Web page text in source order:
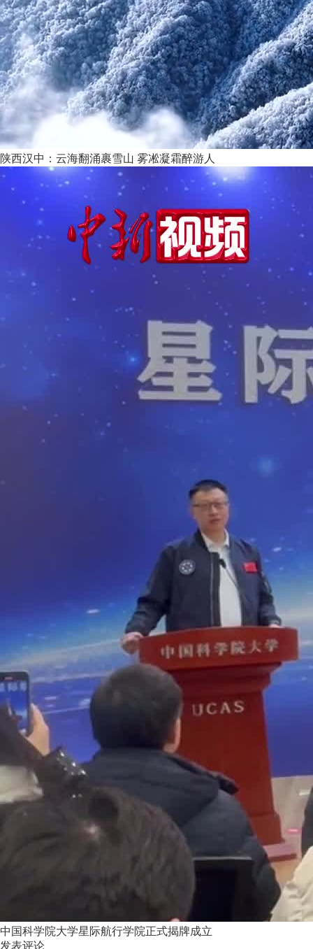
陕西汉中：云海翻涌裹雪山 雾凇凝霜醉游人
中国科学院大学星际航行学院正式揭牌成立
发表评论